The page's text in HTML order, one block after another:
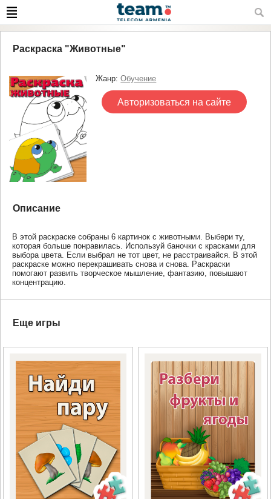
Раскраска "Животные"
Жанр:Обучение
Авторизоваться на сайте
Описание
В этой раскраске собраны 6 картинок с животными. Выбери ту,
которая больше понравилась. Используй баночки с красками для
выбора цвета. Если выбрал не тот цвет, не расстраивайся. В этой
раскраске можно перекрашивать снова и снова. Раскраски
помогают развить творческое мышление, фантазию, повышают
концентрацию.
Еще игры